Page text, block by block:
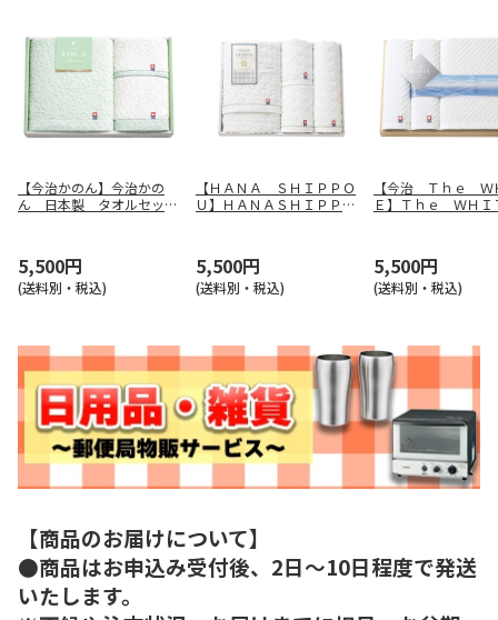
【今治かのん】今治かの
ん 日本製 タオルセッ
5,500円
(送料別・税込)
【ＨＡＮＡ ＳＨＩＰＰＯ
Ｕ】ＨＡＮＡＳＨＩＰＰＯ
5,500円
(送料別・税込)
【今治 Ｔｈｅ Ｗ
Ｅ】Ｔｈｅ ＷＨ
5,500円
(送料別・税込)
【商品のお届けについて】
●商品はお申込み受付後、2日～10日程度で発送
いたします。